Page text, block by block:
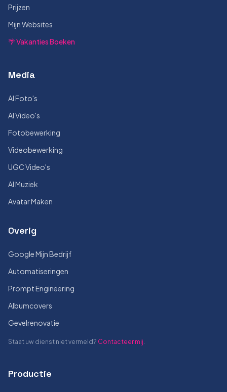
Prijzen
Mijn Websites
🌴 Vakanties Boeken
Media
AI Foto's
AI Video's
Fotobewerking
Videobewerking
UGC Video's
AI Muziek
Avatar Maken
Overig
Google Mijn Bedrijf
Automatiseringen
Prompt Engineering
Albumcovers
Gevelrenovatie
Staat uw dienst niet vermeld? Contacteer mij.
Productie